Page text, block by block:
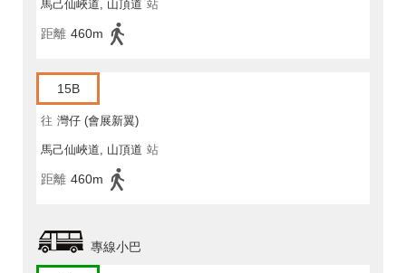
馬己仙峽道, 山頂道 站
距離 460m
15B
往 灣仔 (會展新翼)
馬己仙峽道, 山頂道 站
距離 460m
專線小巴